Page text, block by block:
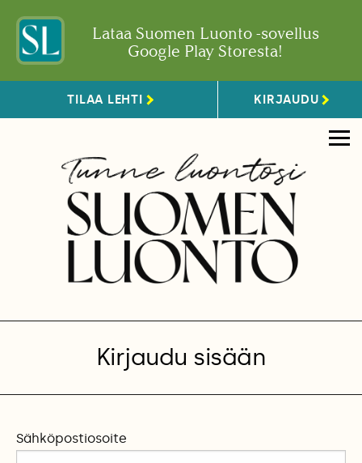
Lataa Suomen Luonto -sovellus
Google Play Storesta!
TILAA LEHTI KIRJAUDU
Kirjaudu sisään
Sähköpostiosoite